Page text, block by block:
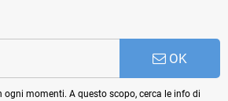
OK
ogni momenti. A questo scopo, cerca le info di